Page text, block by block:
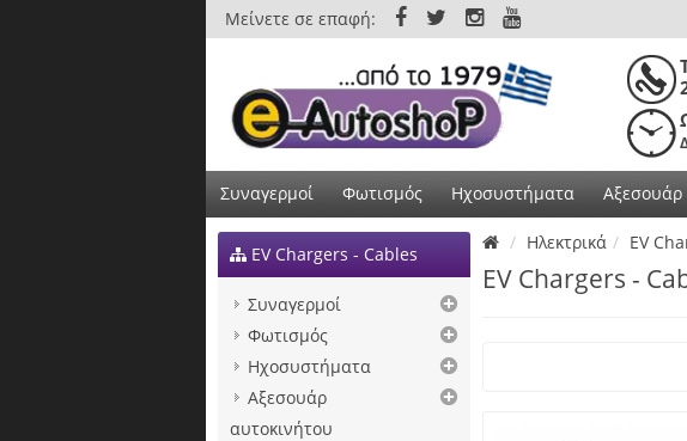
Μείνετε σε επαφή:
Συναγερμοί Φωτισμός Ηχοσυστήματα Αξεσουάρ
EV Chargers - Cables
Συναγερμοί
Φωτισμός
Ηχοσυστήματα
Αξεσουάρ
αυτοκινήτου
Ηλεκτρικά EV
EV Chargers -